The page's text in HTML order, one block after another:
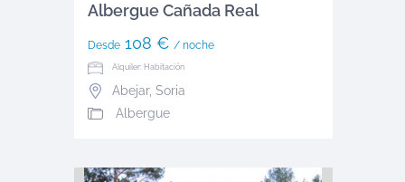
Albergue Cañada Real
Desde108 € / noche
Alquiler: Habitación
Abejar, Soria
Albergue